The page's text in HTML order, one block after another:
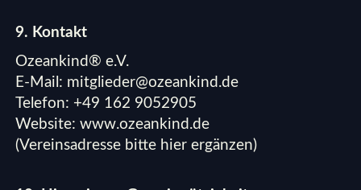
9. Kontakt
Ozeankind® e.V.
E-Mail: mitglieder@ozeankind.de
Telefon: +49 162 9052905
Website:www.ozeankind.de
(Vereinsadresse bitte hier ergänzen)